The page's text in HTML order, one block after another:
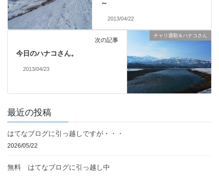
～
2013/04/22
チャリ通勤＆ハナコさん
次の記事
今日のハナコさん。
2013/04/23
最近の投稿
はてなブログに引っ越しですが・・・
2026/05/22
無料 はてなブログに引っ越し中